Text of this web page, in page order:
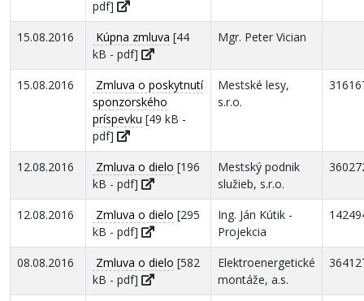
pdf]
15.08.2016
Kúpna zmluva [44
kB - pdf]
Mgr. Peter Vician
15.08.2016
Zmluva o poskytnutí
sponzorského
príspevku [49 kB -
pdf]
Mestské lesy,
s.r.o.
12.08.2016 Zmluva o dielo [196
kB - pdf]
Mestský podnik
služieb, s.r.o.
12.08.2016 Zmluva o dielo [295
kB - pdf]
Ing. Ján Kútik -
Projekcia
08.08.2016 Zmluva o dielo [582
kB - pdf]
Elektroenergetické
montáže, a.s.